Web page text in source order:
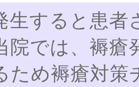
生すると患者
院では、褥
ため褥瘡対策